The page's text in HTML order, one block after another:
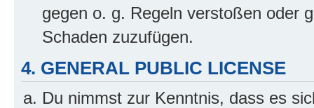
gegen o. g. Regeln verstoßen oder
Schaden zuzufügen.
4. GENERAL PUBLIC LICENSE
Du nimmst zur Kenntnis, dass es